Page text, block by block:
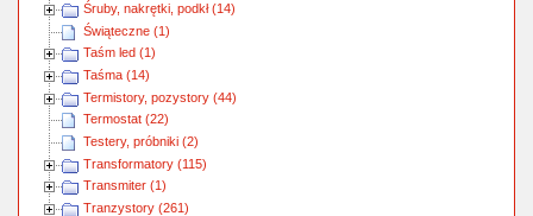
Śruby, nakrętki, podkł (14)
Świąteczne (1)
Taśm led (1)
Taśma (14)
Termistory, pozystory (44)
Termostat (22)
Testery, próbniki (2)
Transformatory (115)
Transmiter (1)
Tranzystory (261)